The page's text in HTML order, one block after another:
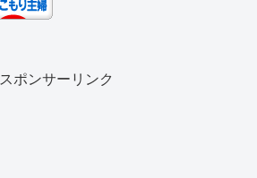
スポンサーリンク